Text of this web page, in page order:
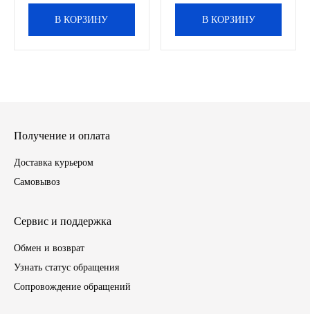
РОСНЕФТЬ
Автозапчасти
МАЗ
В КОРЗИНУ В КОРЗИНУ
Получение и оплата
Доставка курьером
Самовывоз
Сервис и поддержка
Обмен и возврат
Узнать статус обращения
Сопровождение обращений